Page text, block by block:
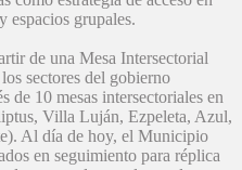
espacios grupales.
de una Mesa Intersectorial
sectores del gobierno
de 10 mesas intersectoriales en
Villa Luján, Ezpeleta, Azul,
Al día de hoy, el Municipio
en seguimiento para réplica